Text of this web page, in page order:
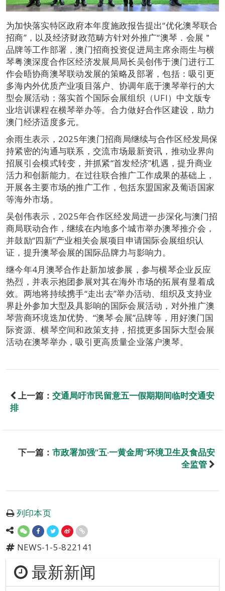
为加快落实特区政府本年度施政报告提出“优化澳琴联合
招商”，以及经济财政范畴方针对外推广“澳琴．会展＂
品牌等工作部署，澳门招商投资促进局主席余雨生与横
琴粤澳深度合作区经济发展局局长吴创伟于澳门进行工
作会晤协商澳琴联动发展的策略及部署，包括：吸引更
多海内外优质产业项目落户、协调年底于澳琴举行的大
型会展活动；落实首个国际会展组织（UFI）中文版专
业培训课程在横琴举办等。合力做好合作区建设，助力
澳门经济适度多元。
余雨生表示，2025年澳门招商局继续与合作区经发局保
持紧密的沟通与联系，交流市场最新资讯，推动业界向
招展引会模式转变，并抓紧“首发经济”机遇，提升商业
活力和创新能力。在过往联合推广工作成果的基础上，
开展各主要市场的推广工作，包括东盟国家及葡语国家
等海外市场。
吴创伟表示，2025年合作区经发局进一步深化与澳门招
商局联动合作，继续在内地多个城市举办澳琴推介会，
并鼓励“四新”产业相关会展项目申请国际会展组织认
证，提升澳琴会展的国际品牌力与影响力。
继今年4月澳琴合作赴新加坡参展，参与横琴企业反应
热烈，并表示抱团参展对其在海外市场的拓展有显着成
效。两地将持续携手“走出去”举办活动、组织及支持业
界赴外参加大型及具影响的国际会展活动，对外推广澳
琴营商环境迭加优势、“澳琴‧会展”品牌等，用好澳门国
际资源、横琴空间和政策支持，招揽更多国际大型会展
活动在澳琴举办，吸引更高质量企业落户澳琴。
上一篇： 交通局吁市民留意五一假期期间临时交通安
排
下一篇： 市政署加强“五‧一黄金周”环境卫生及食品安
全监管
列印本页
NEWS-1-5-822141
最新新闻